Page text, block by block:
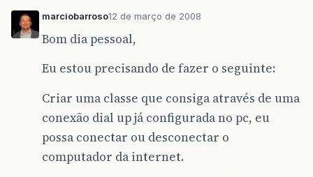
marciobarroso12 de março de 2008
Bom dia pessoal,
Eu estou precisando de fazer o seguinte:
Criar uma classe que consiga através de uma
conexão dial up já configurada no pc, eu
possa conectar ou desconectar o
computador da internet.